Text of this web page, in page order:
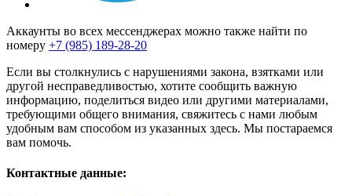
Аккаунты во всех мессенджерах можно также найти по
номеру +7 (985) 189-28-20
Если вы столкнулись с нарушениями закона, взятками или
другой несправедливостью, хотите сообщить важную
информацию, поделиться видео или другими материалами,
требующими общего внимания, свяжитесь с нами любым
удобным вам способом из указанных здесь. Мы постараемся
вам помочь.
Контактные данные: